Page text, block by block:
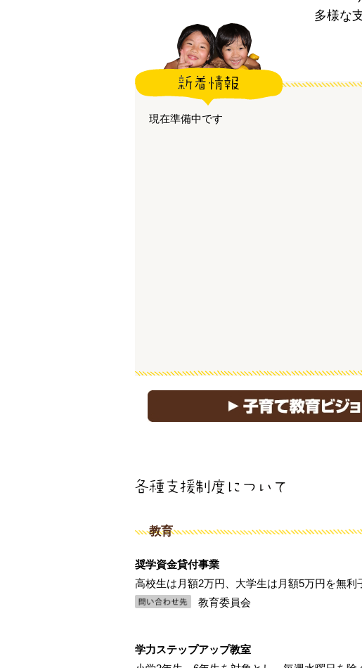
多様な
現在準備中です
教育
奨学資金貸付事業
高校生は月額2万円、大学生は月額5万円を無利
教育委員会
学力ステップアップ教室